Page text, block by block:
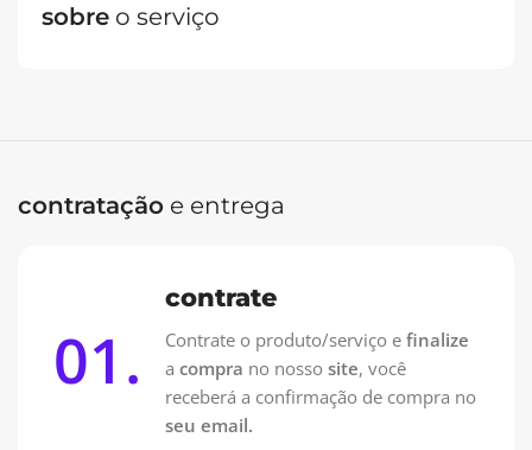
Oferta Especial: Vai pagar no PIX?
sobre o serviço
contratação e entrega
01.
contrate
Contrate o produto/serviço efinalize
acompra no nossosite, você
receberá a confirmação de compra no
seu email.